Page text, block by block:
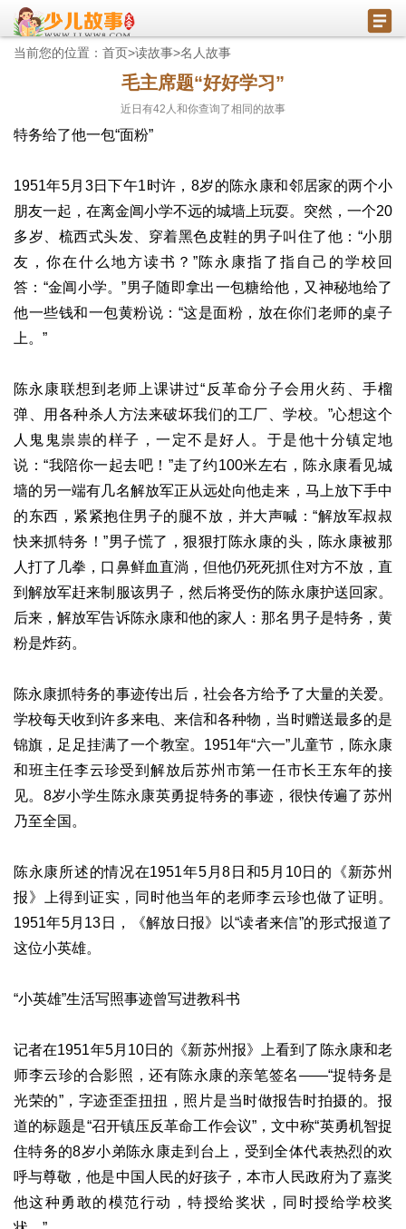
当前您的位置： 首页>读故事>名人故事
毛主席题“好好学习”
近日有42 人和你查询了相同的故事
特务给了他一包“面粉”
1951年5月3日下午1时许，8岁的陈永康和邻居家的两个小
朋友一起，在离金阊小学不远的城墙上玩耍。突然，一个20
多岁、梳西式头发、穿着黑色皮鞋的男子叫住了他：“小朋
友，你在什么地方读书？”陈永康指了指自己的学校回
答：“金阊小学。”男子随即拿出一包糖给他，又神秘地给了
他一些钱和一包黄粉说：“这是面粉，放在你们老师的桌子
上。”
陈永康联想到老师上课讲过“反革命分子会用火药、手榴
弹、用各种杀人方法来破坏我们的工厂、学校。”心想这个
人鬼鬼祟祟的样子，一定不是好人。于是他十分镇定地
说：“我陪你一起去吧！”走了约100米左右，陈永康看见城
墙的另一端有几名解放军正从远处向他走来，马上放下手中
的东西，紧紧抱住男子的腿不放，并大声喊：“解放军叔叔
快来抓特务！”男子慌了，狠狠打陈永康的头，陈永康被那
人打了几拳，口鼻鲜血直淌，但他仍死死抓住对方不放，直
到解放军赶来制服该男子，然后将受伤的陈永康护送回家。
后来，解放军告诉陈永康和他的家人：那名男子是特务，黄
粉是炸药。
陈永康抓特务的事迹传出后，社会各方给予了大量的关爱。
学校每天收到许多来电、来信和各种物，当时赠送最多的是
锦旗，足足挂满了一个教室。1951年“六一”儿童节，陈永康
和班主任李云珍受到解放后苏州市第一任市长王东年的接
见。8岁小学生陈永康英勇捉特务的事迹，很快传遍了苏州
乃至全国。
陈永康所述的情况在1951年5月8日和5月10日的《新苏州
报》上得到证实，同时他当年的老师李云珍也做了证明。
1951年5月13日，《解放日报》以“读者来信”的形式报道了
这位小英雄。
“小英雄”生活写照事迹曾写进教科书
记者在1951年5月10日的《新苏州报》上看到了陈永康和老
师李云珍的合影照，还有陈永康的亲笔签名——“捉特务是
光荣的”，字迹歪歪扭扭，照片是当时做报告时拍摄的。报
道的标题是“召开镇压反革命工作会议”，文中称“英勇机智捉
住特务的8岁小弟陈永康走到台上，受到全体代表热烈的欢
呼与尊敬，他是中国人民的好孩子，本市人民政府为了嘉奖
他这种勇敢的模范行动，特授给奖状，同时授给学校奖